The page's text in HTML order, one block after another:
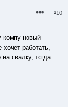
#10
компу новый
хочет работать,
свалку, тогда